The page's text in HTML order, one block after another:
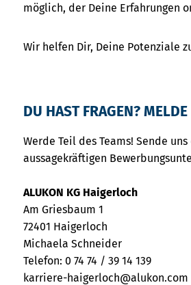
möglich, der Deine Erfahrungen
Wir helfen Dir, Deine Potenziale
DU HAST FRAGEN?
Werde Teil des Teams! Sende
aussagekräftigen
ALUKON KG Haigerloch
Am Griesbaum 1
72401 Haigerloch
Michaela Schneider
Telefon: 0 74 74 / 39 14 139
karriere-haigerloch@alukon.com